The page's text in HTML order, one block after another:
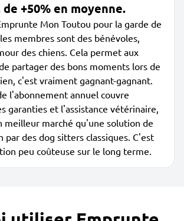
+50% en moyenne.
Mon Toutou pour la garde de
membres sont des bénévoles,
des chiens. Cela permet aux
partager des bons moments lors de
c'est vraiment gagnant-gagnant.
l'abonnement annuel couvre
garanties et l'assistance vétérinaire,
meilleur marché qu'une solution de
par des dog sitters classiques. C'est
peu coûteuse sur le long terme.